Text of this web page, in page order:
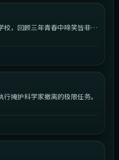
校，回顾三年青春中啼笑皆非的
掩护科学家撤离的极限任务。